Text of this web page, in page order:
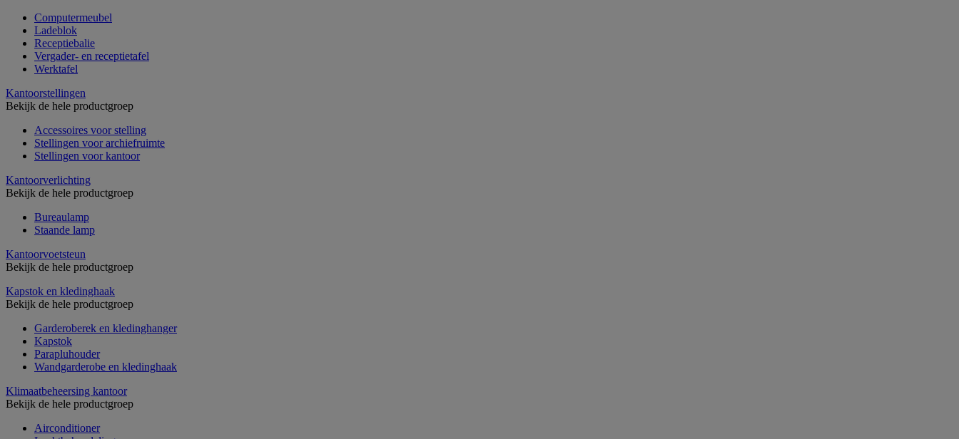
Computermeubel
Ladeblok
Receptiebalie
Vergader- en receptietafel
Werktafel
Kantoorstellingen
Bekijk de hele productgroep
Accessoires voor stelling
Stellingen voor archiefruimte
Stellingen voor kantoor
Kantoorverlichting
Bekijk de hele productgroep
Bureaulamp
Staande lamp
Kantoorvoetsteun
Bekijk de hele productgroep
Kapstok en kledinghaak
Bekijk de hele productgroep
Garderoberek en kledinghanger
Kapstok
Parapluhouder
Wandgarderobe en kledinghaak
Klimaatbeheersing kantoor
Bekijk de hele productgroep
Airconditioner